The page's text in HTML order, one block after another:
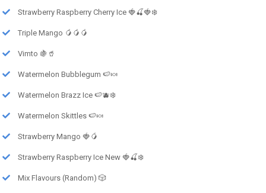
Strawberry Raspberry Cherry Ice 🍓🍒🍓❄️
Triple Mango 🥭🥭🥭
Vimto 🍇🥤
Watermelon Bubblegum 🍉🍬
Watermelon Brazz Ice 🍉🫐❄️
Watermelon Skittles 🍉🍬
Strawberry Mango 🍓🥭
Strawberry Raspberry Ice New 🍓🍒❄️
Mix Flavours (Random) 🎲